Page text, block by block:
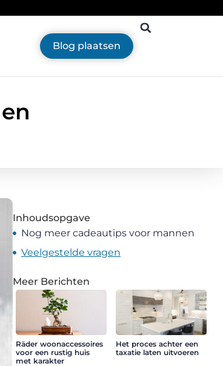
Blog plaatsen
Inhoudsopgave
Nog meer cadeautips voor mannen
Veelgestelde vragen
Meer Berichten
Räder woonaccessoires
voor een rustig huis
met karakter
Het proces achter een
taxatie laten uitvoeren